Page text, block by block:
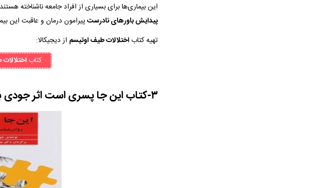
این بیماری‌ها برای بسیاری از افراد جامعه ناشناخته
پیدایش باورهای نادرستپیرامون درمان و عاقبت این
تهیه کتاب اختلالات طیف اوتیسم از دیجیکالا:
کتاب‌
۳-کتاب این ‌جا پسری است اثر جودی بارون